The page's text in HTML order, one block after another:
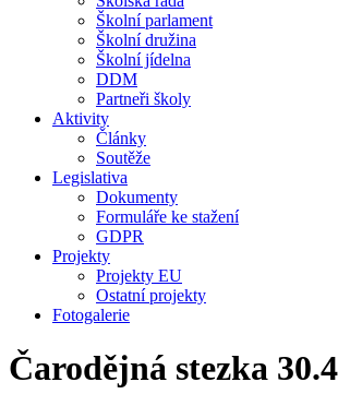
Školní parlament
Školní družina
Školní jídelna
DDM
Partneři školy
Aktivity
Články
Soutěže
Legislativa
Dokumenty
Formuláře ke stažení
GDPR
Projekty
Projekty EU
Ostatní projekty
Fotogalerie
Čarodějná stezka